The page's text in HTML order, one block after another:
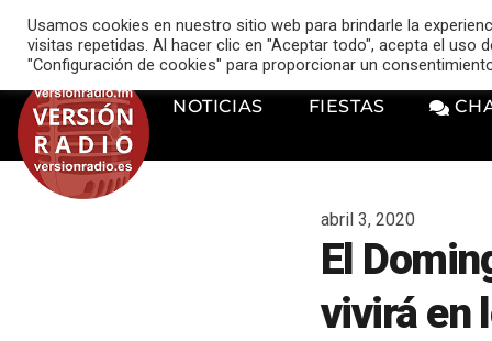
music_note VERSIÓN RADIO
NOTICIAS FIESTAS
abril 3, 2020
El
vivirá en
Usamos cookies en nuestro sitio web para brindarle la
visitas repetidas. Al hacer clic en "Aceptar todo", acepta el uso
"Configuración de cookies" para proporcionar un